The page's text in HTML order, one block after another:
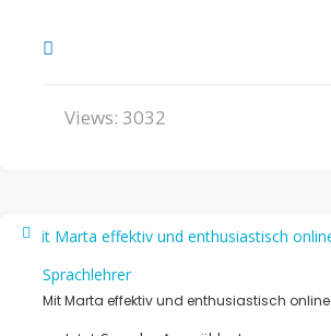
Views: 3032
Sprachlehrer
Mit Marta effektiv und enthusiastisch online